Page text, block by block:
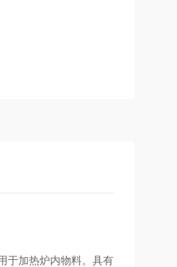
于加热炉内物料。具有